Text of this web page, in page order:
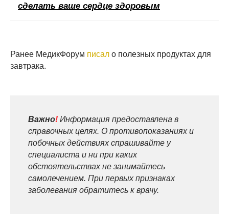
сделать ваше сердце здоровым
Ранее МедикФорум писал о полезных продуктах для
завтрака.
Важно! Информация предоставлена в
справочных целях. О противопоказаниях и
побочных действиях спрашивайте у
специалиста и ни при каких
обстоятельствах не занимайтесь
самолечением. При первых признаках
заболевания обратитесь к врачу.